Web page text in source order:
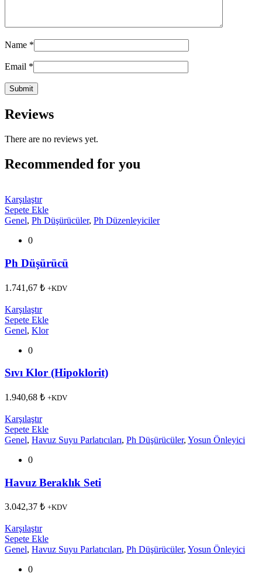
Name *
Email *
Reviews
There are no reviews yet.
Recommended for you
Karşılaştır
Sepete Ekle
Genel, Ph Düşürücüler, Ph Düzenleyiciler
0
Ph Düşürücü
1.741,67 ₺ +KDV
Karşılaştır
Sepete Ekle
Genel, Klor
0
Sıvı Klor (Hipoklorit)
1.940,68 ₺ +KDV
Karşılaştır
Sepete Ekle
Genel, Havuz Suyu Parlatıcıları, Ph Düşürücüler, Yosun Önleyici
0
Havuz Beraklık Seti
3.042,37 ₺ +KDV
Karşılaştır
Sepete Ekle
Genel, Havuz Suyu Parlatıcıları, Ph Düşürücüler, Yosun Önleyici
0